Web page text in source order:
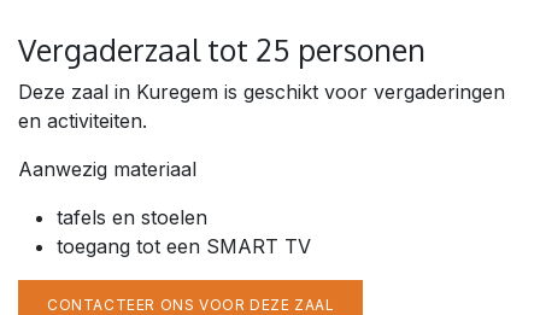
Vergaderzaal tot 25 personen
Deze zaal in Kuregem is geschikt voor vergaderingen
en activiteiten.
Aanwezig materiaal
tafels en stoelen
toegang tot een SMART TV
CONTACTEER ONS VOOR DEZE ZAAL